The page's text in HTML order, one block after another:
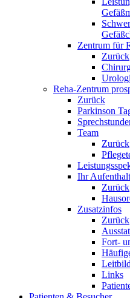
Zentrum für
Zurück
Reha-Zentrum
Zurück
Parkinson
Team
Zurück
Ihr Aufenthalt
Zurück
Zusatzinfos
Zurück
Fort-
Leitbild
Links